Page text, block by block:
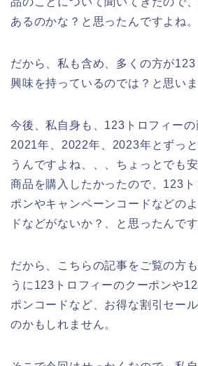
あるのかな？と思ったんですよね。
だから、私も含め、多くの方が
興味を持っているのでは？と思いま
今後、私自身も、123トロフィーの
2021年、2022年、2023年とずっ
うんですよね、、、ちょっとでも
商品を購入したかったので、123
ポンやキャンペーンコードなどの
ドなどがないか？、と思ったんです
だから、こちらの記事をご覧の方
うに123トロフィーのクーポンや
ポンコードなど、お得な割引セー
のかもしれません。